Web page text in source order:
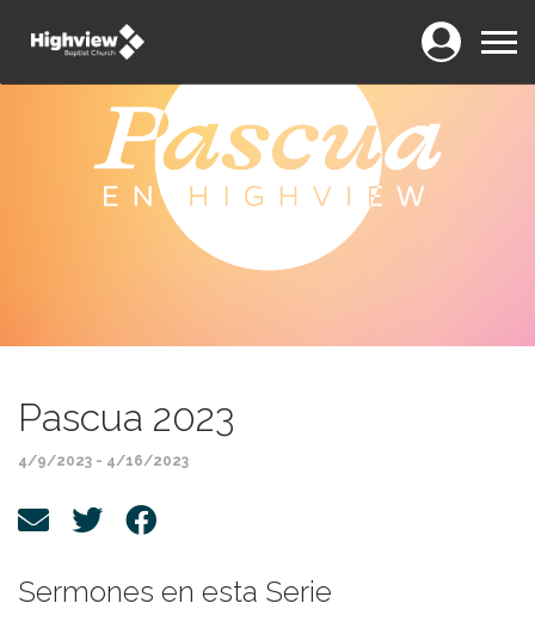
Login Menu
Pascua 2023
4/9/2023 - 4/16/2023
Sermones en esta Serie